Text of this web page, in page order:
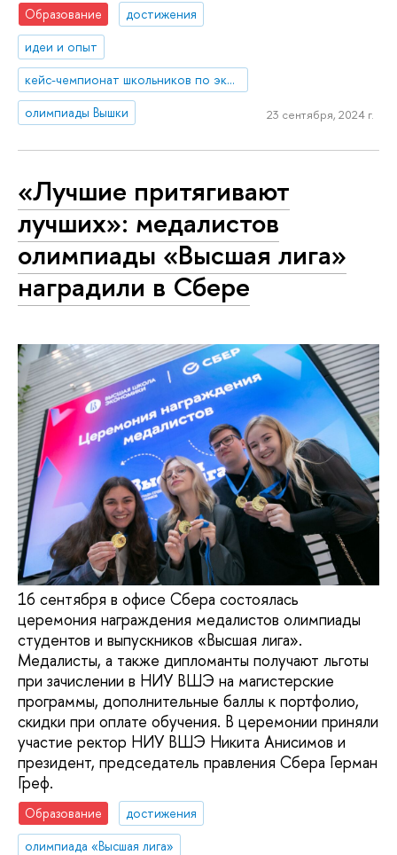
Образование
достижения
идеи и опыт
кейс-чемпионат школьников по экономике и предпринимательству
олимпиады Вышки
23 сентября, 2024 г.
«Лучшие притягивают
лучших»: медалистов
олимпиады «Высшая лига»
наградили в Сбере
16 сентября в офисе Сбера состоялась
церемония награждения медалистов олимпиады
студентов и выпускников «Высшая лига».
Медалисты, а также дипломанты получают льготы
при зачислении в НИУ ВШЭ на магистерские
программы, дополнительные баллы к портфолио,
скидки при оплате обучения. В церемонии приняли
участие ректор НИУ ВШЭ Никита Анисимов и
президент, председатель правления Сбера Герман
Греф.
Образование
достижения
олимпиада «Высшая лига»